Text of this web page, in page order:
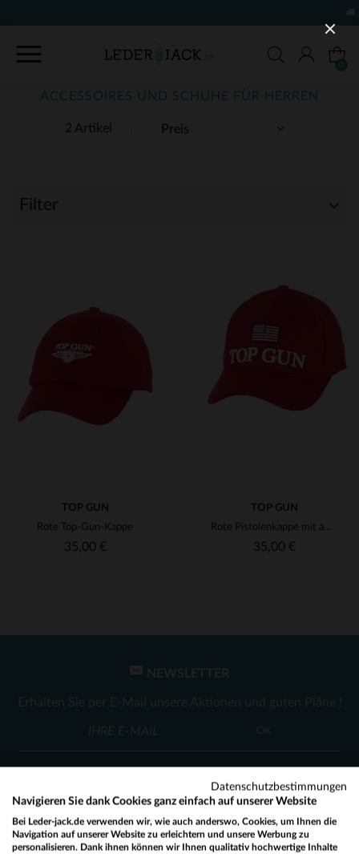
KOSTENLOSE LIEFERUNG UND
2 Artikel
ACCESSOIRES UND SCHUHE FÜR HERREN
Filter
(2)
VERFÜGBARE GRÖSSEN
TU
TOP GUN
Rote Top-Gun-Kappe
35,00 €
VERFÜGBARE GRÖSSEN
TOP GUN
Rote Pistolenkappe mit amerikanischer Flagge
35,00 €
NEWSLETTER
Erhalten Sie per E-Mail unsere Aktionen und guten Pläne !
OK
KUNDENSERVICE
Datenschutzbestimmungen
Navigieren Sie dank Cookies ganz einfach auf unserer Website
Bei Leder-jack.de verwenden wir, wie auch anderswo, Cookies, um Ihnen die
Navigation auf unserer Website zu erleichtern und unsere Werbung zu
personalisieren. Dank ihnen können wir Ihnen qualitativ hochwertige Inhalte